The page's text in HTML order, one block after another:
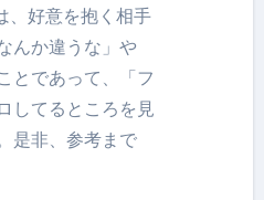
、好意を抱く相手
んか違うな」や
とであって、「フ
してるところを見
是非、参考まで